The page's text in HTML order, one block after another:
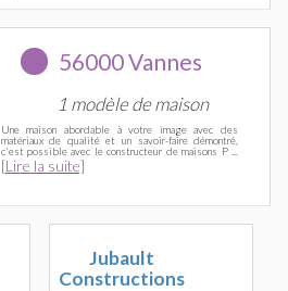
56000 Vannes
1 modèle de maison
Une maison abordable à votre image avec des
matériaux de qualité et un savoir-faire démontré,
c'est possible avec le constructeur de maisons P ...
[Lire la suite]
Jubault
Constructions